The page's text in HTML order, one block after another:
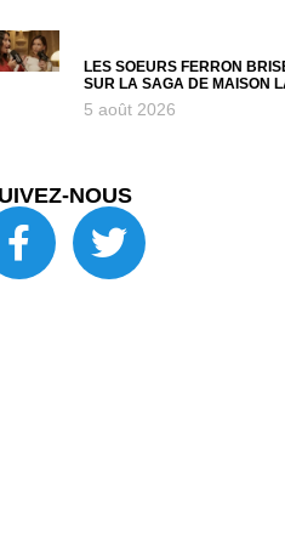
LES SOEURS FERRON
SUR LA SAGA DE MAISON
5 août 2026
NOUS